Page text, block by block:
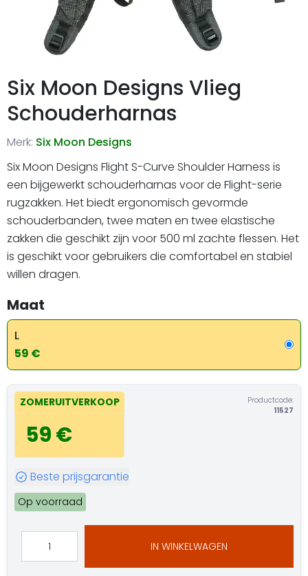
Six Moon Designs Vlieg
Schouderharnas
Merk: Six Moon Designs
Six Moon Designs Flight S-Curve Shoulder Harness is
een bijgewerkt schouderharnas voor de Flight-serie
rugzakken. Het biedt ergonomisch gevormde
schouderbanden, twee maten en twee elastische
zakken die geschikt zijn voor 500 ml zachte flessen. Het
is geschikt voor gebruikers die comfortabel en stabiel
willen dragen.
Maat
L
59 €
ZOMERUITVERKOOP
59 €
Productcode:
11527
Beste prijsgarantie
Op voorraad
IN WINKELWAGEN